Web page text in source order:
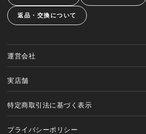
返品・交換について
運営会社
実店舗
特定商取引法に基づく表示
プライバシーポリシー